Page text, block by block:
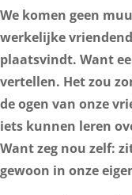
We komen geen
werkelijke
plaatsvindt. Want
vertellen. Het zou
de ogen van onze
iets kunnen leren
Want zeg nou zelf:
gewoon in onze